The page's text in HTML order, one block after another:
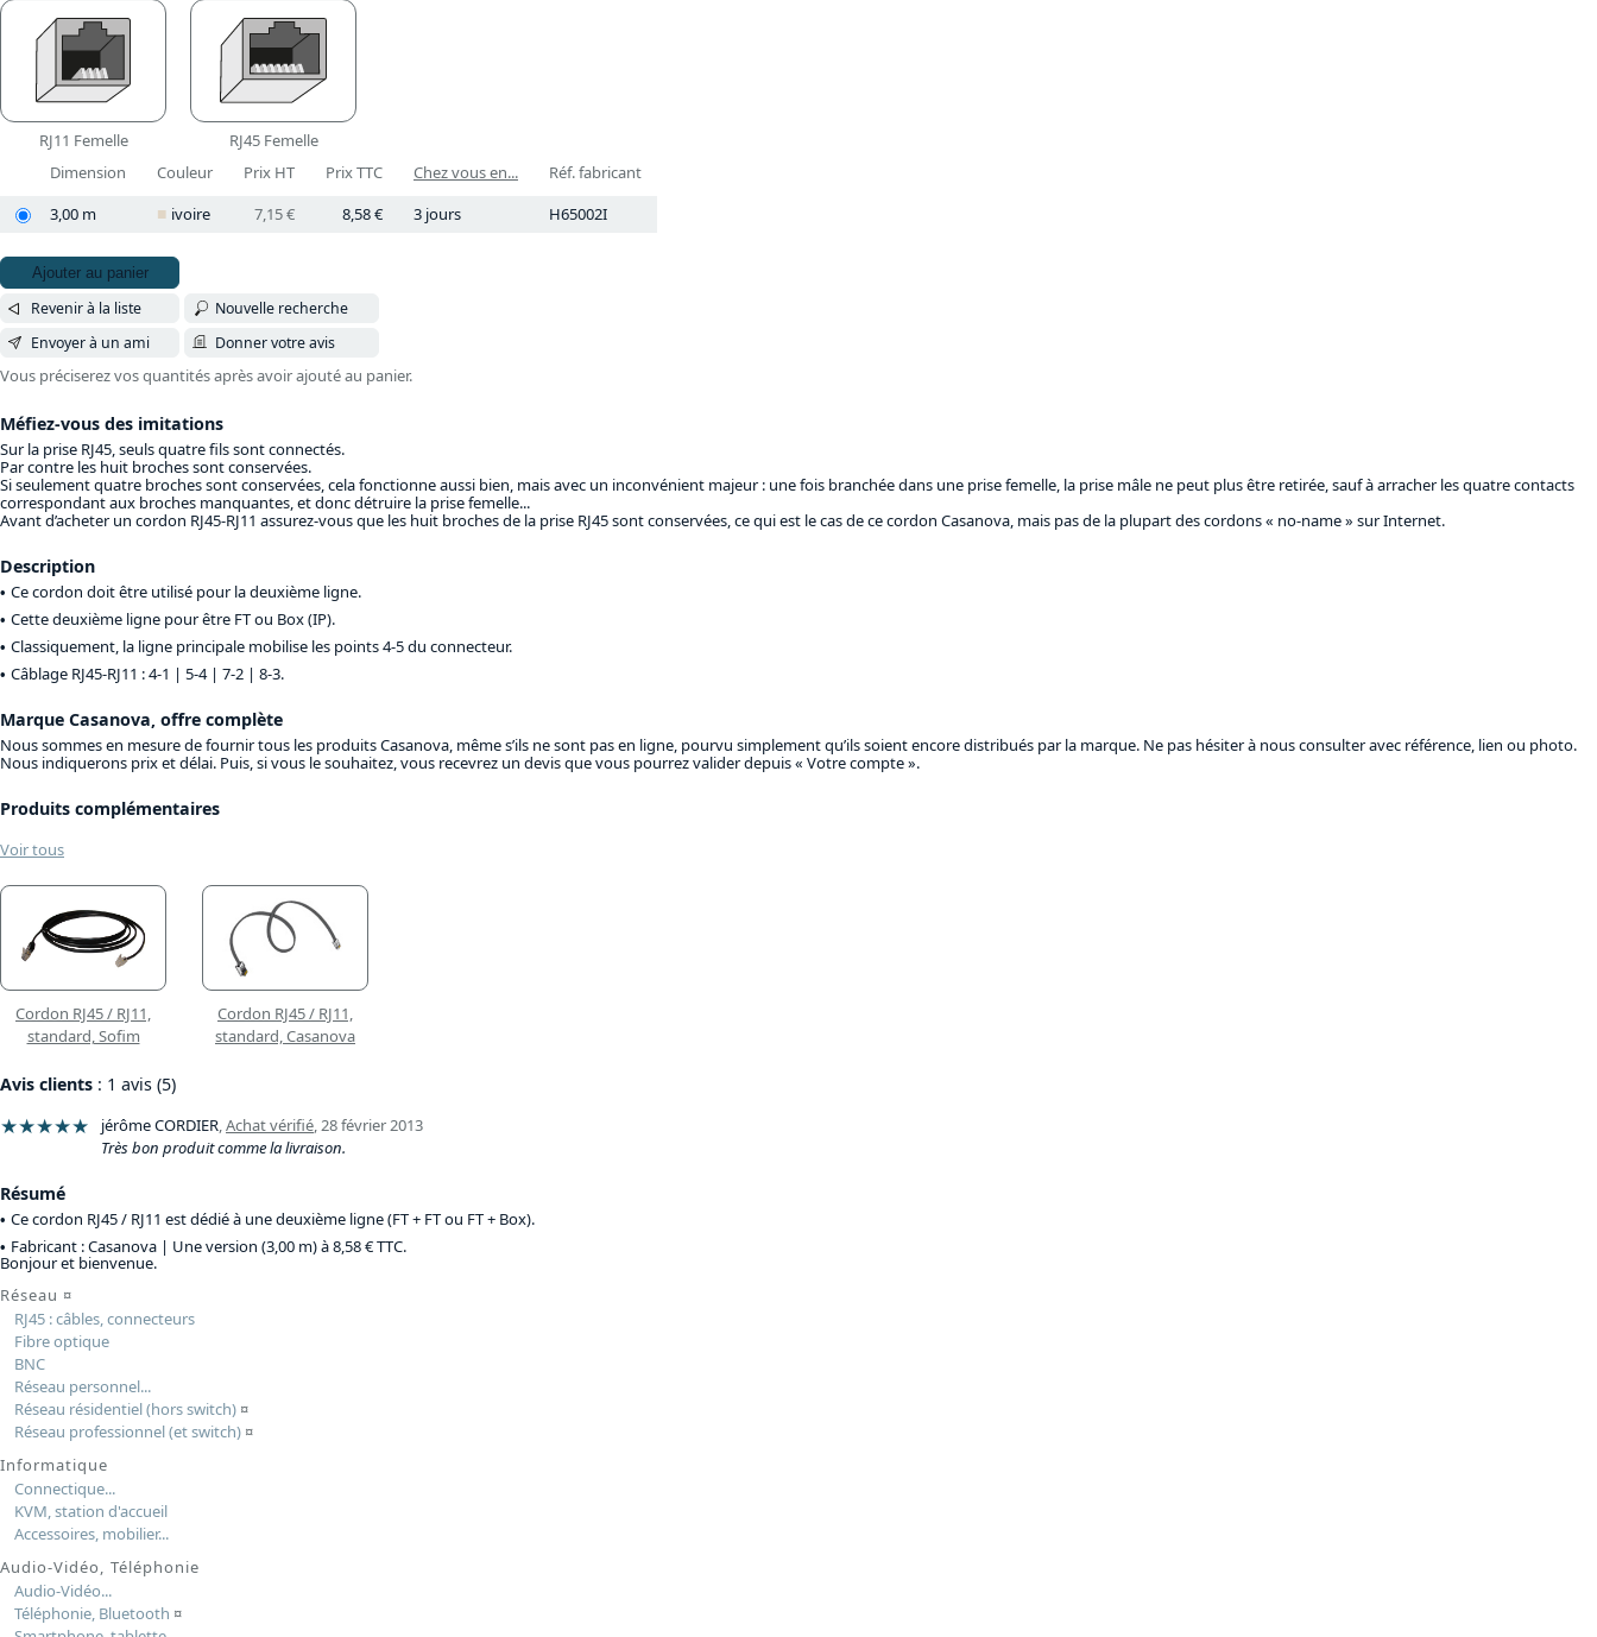
RJ11 Femelle
RJ45 Femelle
Dimension
Couleur Prix HT Prix TTC Chez vous en...
Réf. fabricant
3,00 m
ivoire 7,15 € 8,58 € 3 jours H65002I
Ajouter au panier
Revenir à la liste
Nouvelle recherche
Envoyer à un ami
Donner votre avis
Vous préciserez vos quantités après avoir ajouté au panier.
Méfiez-vous des imitations
Sur la prise RJ45, seuls quatre fils sont connectés.
Par contre les huit broches sont conservées.
Si seulement quatre broches sont conservées, cela fonctionne aussi bien, mais avec un inconvénient majeur : une fois branchée dans une prise femelle, la prise mâle ne peut plus être retirée, sauf à arracher les quatre contacts
correspondant aux broches manquantes, et donc détruire la prise femelle...
Avant d’acheter un cordon RJ45-RJ11 assurez-vous que les huit broches de la prise RJ45 sont conservées, ce qui est le cas de ce cordon Casanova, mais pas de la plupart des cordons « no-name » sur Internet.
Description
Ce cordon doit être utilisé pour la deuxième ligne.
Cette deuxième ligne pour être FT ou Box (IP).
Classiquement, la ligne principale mobilise les points 4-5 du connecteur.
Câblage RJ45-RJ11 : 4-1 | 5-4 | 7-2 | 8-3.
Marque Casanova, offre complète
Nous sommes en mesure de fournir tous les produits Casanova, même s’ils ne sont pas en ligne, pourvu simplement qu’ils soient encore distribués par la marque. Ne pas hésiter à nous consulter avec référence, lien ou photo.
Nous indiquerons prix et délai. Puis, si vous le souhaitez, vous recevrez un devis que vous pourrez valider depuis « Votre compte ».
Produits complémentaires
Voir tous
Cordon RJ45 / RJ11,
standard, Sofim
Cordon RJ45 / RJ11,
standard, Casanova
Avis clients : 1 avis (5)
★★★★★ jérôme CORDIER,Achat vérifié,28 février 2013
Très bon produit comme la livraison.
Résumé
Ce cordon RJ45 / RJ11 est dédié à une deuxième ligne (FT + FT ou FT + Box).
Fabricant : Casanova | Une version (3,00 m) à 8,58 € TTC.
Bonjour et bienvenue.
Réseau ¤
RJ45 : câbles, connecteurs
Fibre optique
BNC
Réseau personnel...
Réseau résidentiel (hors switch)¤
Réseau professionnel (et switch)¤
Informatique
Connectique...
KVM, station d'accueil
Accessoires, mobilier...
Audio-Vidéo, Téléphonie
Audio-Vidéo...
Téléphonie, Bluetooth ¤